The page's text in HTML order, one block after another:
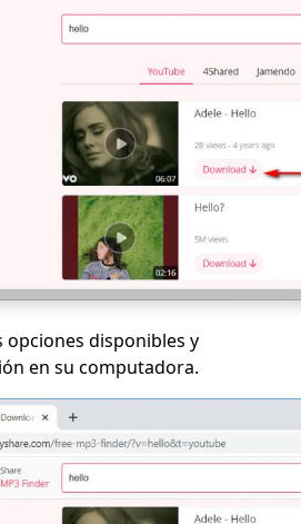
opciones disponibles y
en su computadora.